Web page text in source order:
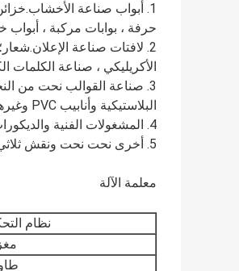
1. أبواب صناعة
حرفة ، بوابات مركبة ، أبواب
2. لافتات صناعة
الأكريليكي ، صناعة الكلمات
3. صناعة القوالب نحت من
البلاستيكية وأنابيب PVC وغيرها من القوالب غير المعدنية.
4. المشغولات الفنية والديكورات الخشبية.صندوق الهدايا؛صندوق الجواهر
5. أخرى نحت نحت ونقش ثلاثي الأبعاد وأشياء أسطوانية.
معلمة الآلة
نظام